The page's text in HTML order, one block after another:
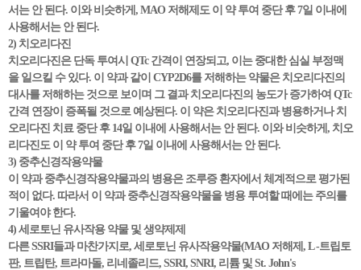
서는 안 된다. 이와 비슷하게, MAO 저해제도 이 약 투여 중단 후 7일 이내에
사용해서는 안 된다.
2) 치오리다진
치오리다진은 단독 투여시 QTc 간격이 연장되고, 이는 중대한 심실 부정맥
을 일으킬 수 있다. 이 약과 같이 CYP2D6를 저해하는 약물은 치오리다진의
대사를 저해하는 것으로 보이며 그 결과 치오리다진의 농도가 증가하여 QTc
간격 연장이 증폭될 것으로 예상된다. 이 약은 치오리다진과 병용하거나 치
오리다진 치료 중단 후 14일 이내에 사용해서는 안 된다. 이와 비슷하게, 치오
리다진도 이 약 투여 중단 후 7일 이내에 사용해서는 안 된다.
3) 중추신경작용약물
이 약과 중추신경작용약물과의 병용은 조루증 환자에서 체계적으로 평가된
적이 없다. 따라서 이 약과 중추신경작용약물을 병용 투여할 때에는 주의를
기울여야 한다.
4) 세로토닌 유사작용 약물 및 생약제제
다른 SSRI들과 마찬가지로, 세로토닌 유사작용약물(MAO 저해제, L -트립토
판, 트립탄, 트라마돌, 리네졸리드, SSRI, SNRI, 리튬 및 St. John's